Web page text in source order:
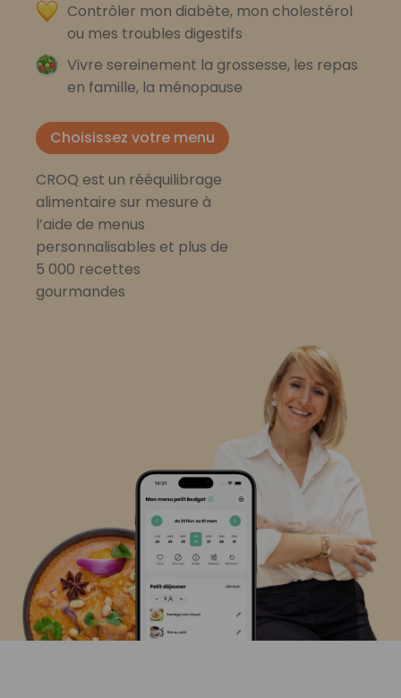
Contrôler mon diabète, mon cholestérol
ou mes troubles digestifs
Vivre sereinement la grossesse, les repas
en famille, la ménopause
Choisissez votre menu
CROQ est un rééquilibrage
alimentaire sur mesure à
l’aide de menus
personnalisables et plus de
5 000 recettes
gourmandes